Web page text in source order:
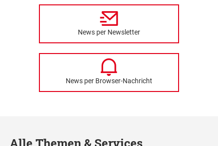
News per Newsletter
News per Browser-Nachricht
Alle Themen & Services